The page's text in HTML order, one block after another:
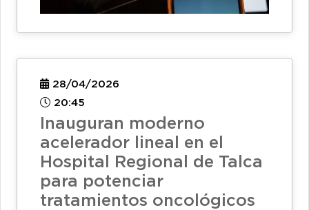
28/04/2026
20:45
Inauguran moderno
acelerador lineal en el
Hospital Regional de Talca
para potenciar
tratamientos oncológicos